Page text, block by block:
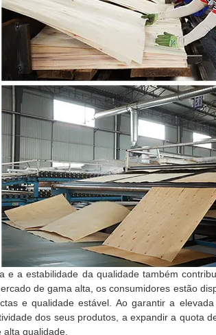
a estabilidade da qualidade também
de gama alta, os consumidores estão
e qualidade estável. Ao garantir a
dos seus produtos, a expandir a quota
qualidade.